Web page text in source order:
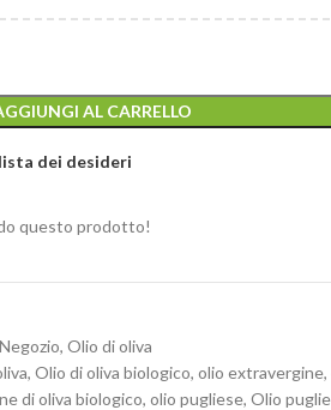
AL CARRELLO
dei desideri
questo prodotto!
Negozio, Olio di oliva
, Olio di oliva biologico, olio extravergine,
di oliva biologico, olio pugliese, Olio